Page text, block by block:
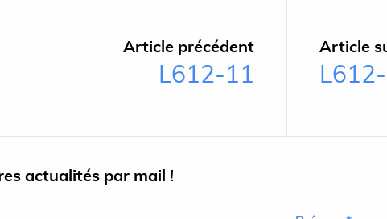
Article précédent
L612-11
Article
actualités par mail !